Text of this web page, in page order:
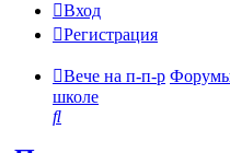
Вход
Регистрация
Вече на п-п-р
школе
Поиск